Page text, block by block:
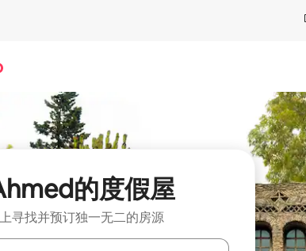
的度假屋
寻找并预订独一无二的房源